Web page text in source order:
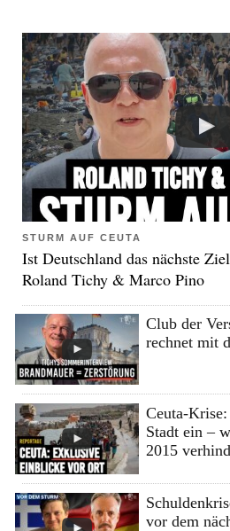
STURM AUF CEUTA
Ist Deutschland das nächste
Roland Tichy & Marco Pino
Club der
rechnet mit
Ceuta-
Stadt ein –
2015
vor dem